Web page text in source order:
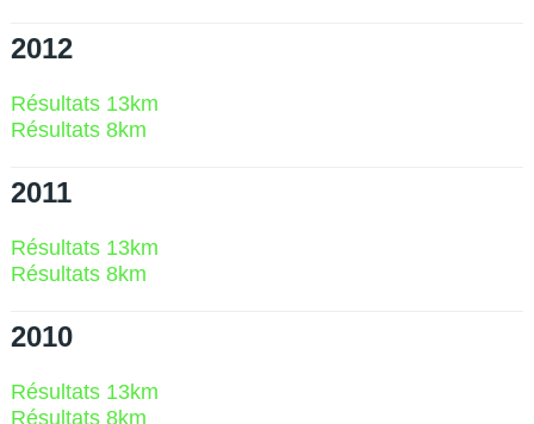
2012
Résultats 13km
Résultats 8km
2011
Résultats 13km
Résultats 8km
2010
Résultats 13km
Résultats 8km